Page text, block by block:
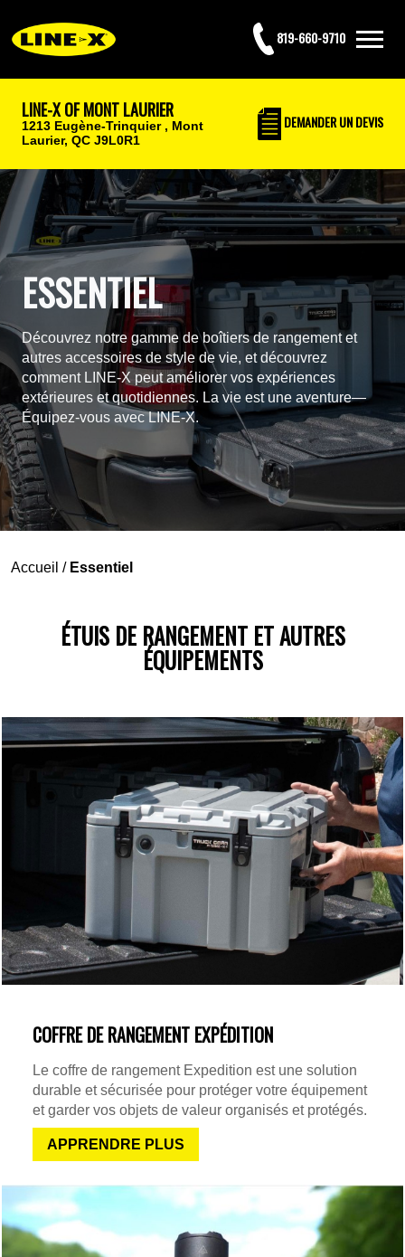
819-660-9710
LINE-X OF MONT LAURIER
1213 Eugène-Trinquier , Mont
Laurier, QC J9L0R1
DEMANDER UN DEVIS
ESSENTIEL
Découvrez notre gamme de boîtiers de rangement et
autres accessoires de style de vie, et découvrez
comment LINE-X peut améliorer vos expériences
extérieures et quotidiennes. La vie est une aventure—
Équipez-vous avec LINE-X.
Accueil / Essentiel
ÉTUIS DE RANGEMENT ET AUTRES
ÉQUIPEMENTS
COFFRE DE RANGEMENT EXPÉDITION
Le coffre de rangement Expedition est une solution
durable et sécurisée pour protéger votre équipement
et garder vos objets de valeur organisés et protégés.
APPRENDRE PLUS